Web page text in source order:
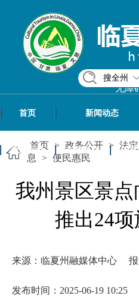
无障
搜全州
首页 新闻动态
政民互动 专题专栏 信息
首页 > 政务公开 > 法
息
> 便民惠民
我州景区景
推出24项
来源：临夏州融媒体中心
发布时间：2025-06-19 10:25